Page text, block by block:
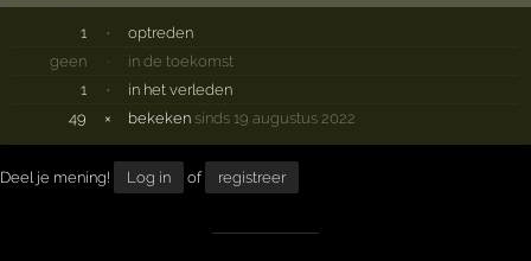
1 ·
optreden
geen
·
in de toekomst
1
·
in het verleden
49
× bekeken sinds 19 augustus 2022
Deel je mening! Log in of registreer